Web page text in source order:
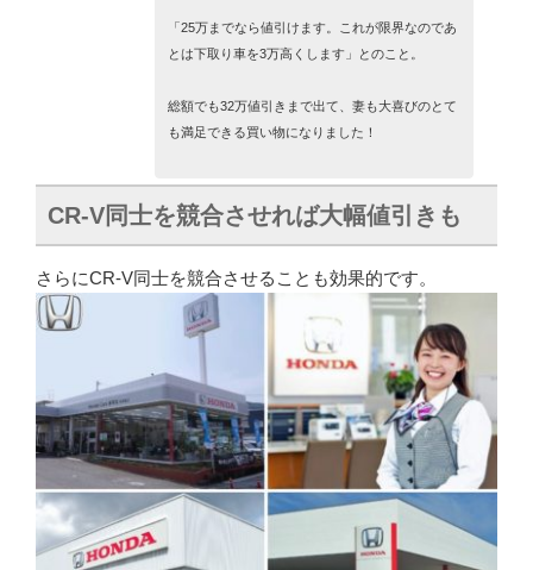
「25万までなら値引けます。これが限界なのであ
とは下取り車を3万高くします」
とのこと。
総額でも32万値引きまで出て、妻も大喜びのとて
も満足できる買い物になりました！
CR-V同士を競合させれば大幅値引きも
さらにCR-V同士を競合させることも効果的です。